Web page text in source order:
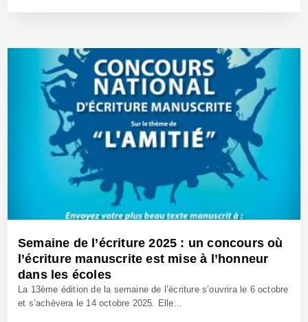
15 Sep 2025 - Réf: BW42772
Semaine de l’écriture 2025 : un concours où
l’écriture manuscrite est mise à l’honneur
dans les écoles
La 13ème édition de la semaine de l’écriture s’ouvrira le 6 octobre
et s’achèvera le 14 octobre 2025. Elle...